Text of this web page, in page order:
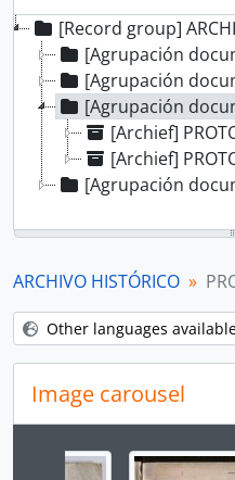
[Record group]
[Agrupación
[Agrupación
[Agrupación
[Archief]
[Archief]
[Agrupación
ARCHIVO HISTÓRICO
Other languages
Image carousel
Changing the